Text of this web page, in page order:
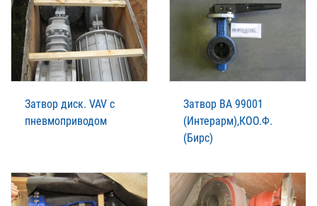
Затвор диск. VAV с
пневмоприводом
Затвор ВА 99001
(Интерарм),КОО.Ф.
(Бирс)